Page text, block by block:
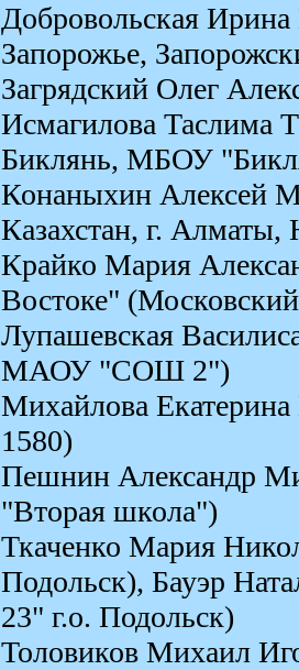
Добровольская
Запорожье,
Загрядский Олег
Исмагилова Таслима
Биклянь, МБОУ
Конаныхин Алексей
Казахстан, г.
Крайко Мария
Востоке"
Лупашевская
МАОУ "СОШ 2")
Михайлова
1580)
Пешнин Александр
"Вторая школа")
Ткаченко Мария
Подольск), Бауэр
23" г.о. Подольск)
Толовиков Михаил